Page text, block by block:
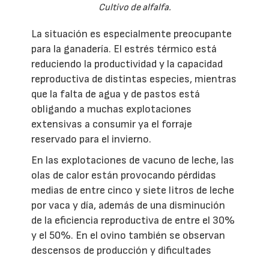
Cultivo de alfalfa.
La situación es especialmente preocupante
para la ganadería. El estrés térmico está
reduciendo la productividad y la capacidad
reproductiva de distintas especies, mientras
que la falta de agua y de pastos está
obligando a muchas explotaciones
extensivas a consumir ya el forraje
reservado para el invierno.
En las explotaciones de vacuno de leche, las
olas de calor están provocando pérdidas
medias de entre cinco y siete litros de leche
por vaca y día, además de una disminución
de la eficiencia reproductiva de entre el 30%
y el 50%. En el ovino también se observan
descensos de producción y dificultades